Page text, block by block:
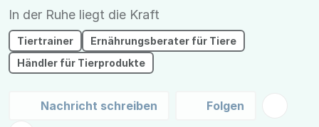
In der Ruhe liegt die Kraft
Tiertrainer
Ernährungsberater für Tiere
Händler für Tierprodukte
Nachricht schreiben Folgen